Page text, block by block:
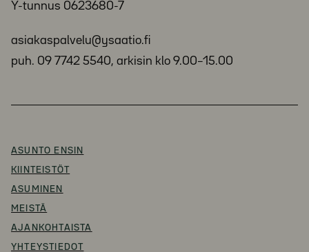
Y-tunnus 0623680-7
asiakaspalvelu@ysaatio.fi
puh. 09 7742 5540, arkisin klo 9.00–15.00
ASUNTO ENSIN
KIINTEISTÖT
ASUMINEN
MEISTÄ
AJANKOHTAISTA
YHTEYSTIEDOT